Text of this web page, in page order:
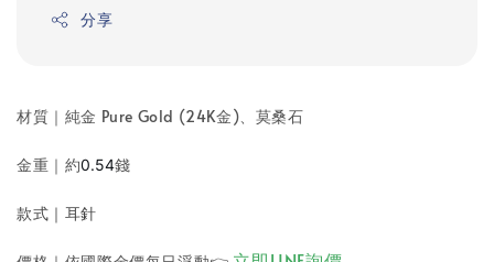
分享
材質｜純金 Pure Gold (24K金)、莫桑石
金重｜ 約0.54錢
款式｜耳針